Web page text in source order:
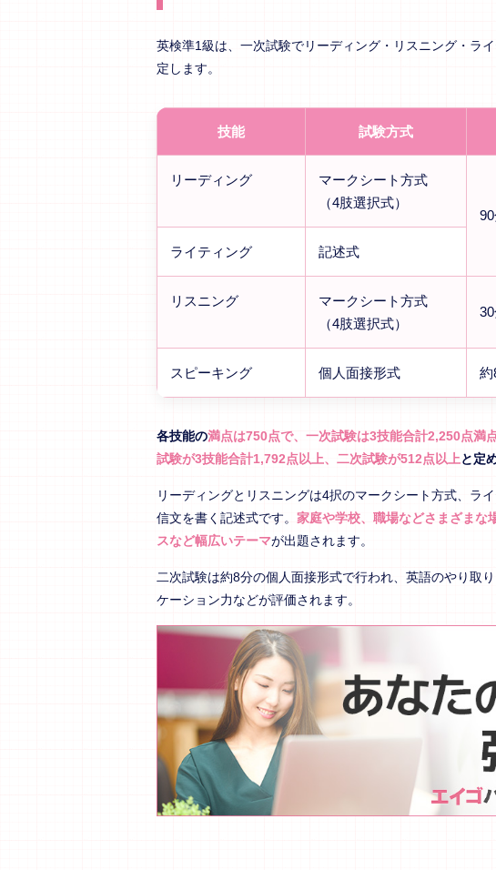
英検準1級は、一次試験でリーディング・リスニング・ラ
定します。
技能 試験方式
リーディング
マークシート方式
（4肢選択式）
ライティング 記述式
リスニング
マークシート方式
（4肢選択式）
スピーキング 個人面接形式 約
各技能の満点は750点で、一次試験は3技能合計2,250点満
試験が3技能合計1,792点以上、二次試験が512点以上と定
リーディングとリスニングは4択のマークシート方式、ラ
信文を書く記述式です。 家庭や学校、職場などさまざまな
スなど幅広いテーマが出題されます。
二次試験は約8分の個人面接形式で行われ、英語のやり取
ケーション力などが評価されます。